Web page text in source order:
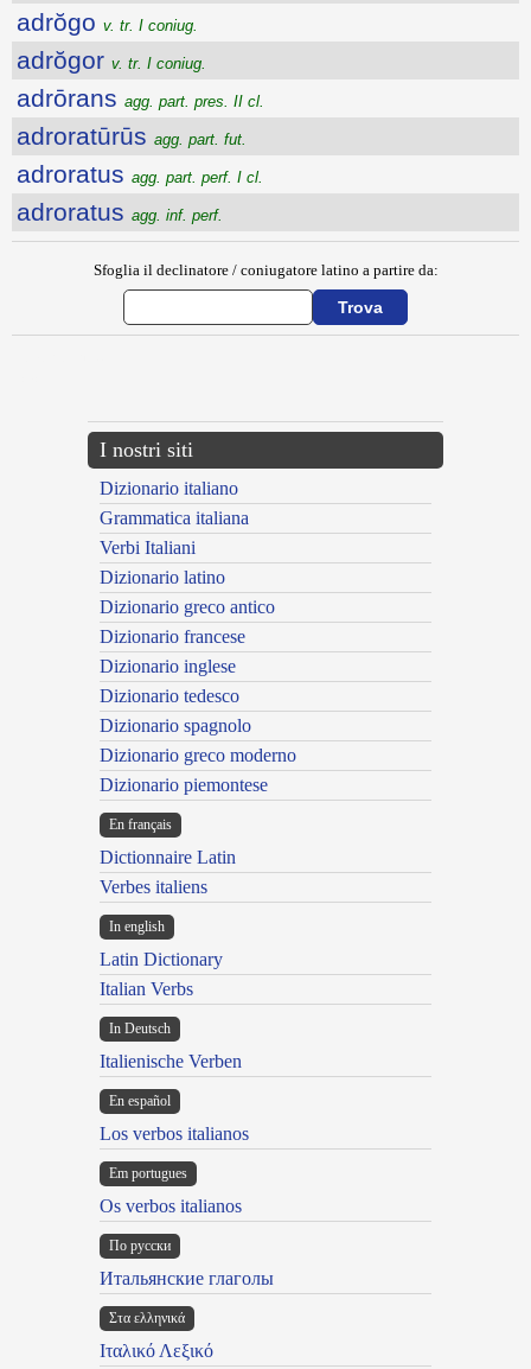
adrŏgo v. tr. I coniug.
adrŏgor v. tr. I coniug.
adrōrans agg. part. pres. II cl.
adroratūrūs agg. part. fut.
adroratus agg. part. perf. I cl.
adroratus agg. inf. perf.
Sfoglia il declinatore / coniugatore latino a partire da:
I nostri siti
Dizionario italiano
Grammatica italiana
Verbi Italiani
Dizionario latino
Dizionario greco antico
Dizionario francese
Dizionario inglese
Dizionario tedesco
Dizionario spagnolo
Dizionario greco moderno
Dizionario piemontese
En français
Dictionnaire Latin
Verbes italiens
In english
Latin Dictionary
Italian Verbs
In Deutsch
Italienische Verben
En español
Los verbos italianos
Em portugues
Os verbos italianos
По русски
Итальянские глаголы
Στα ελληνικά
Ιταλικό Λεξικό